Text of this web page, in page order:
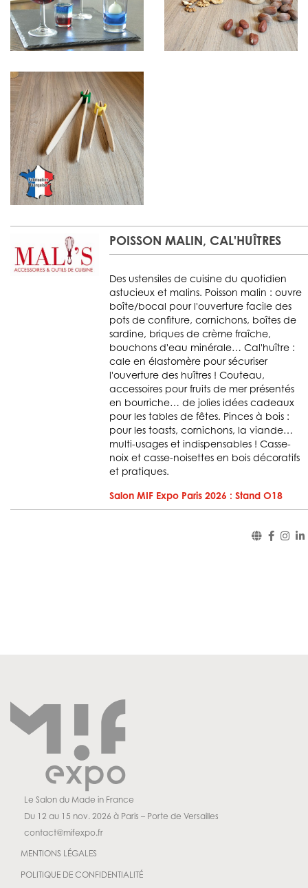
POISSON MALIN, CAL'HUÎTRES
Des ustensiles de cuisine du quotidien
astucieux et malins. Poisson malin : ouvre
boîte/bocal pour l'ouverture facile des
pots de confiture, cornichons, boîtes de
sardine, briques de crème fraîche,
bouchons d'eau minérale… Cal'huître :
cale en élastomère pour sécuriser
l'ouverture des huîtres ! Couteau,
accessoires pour fruits de mer présentés
en bourriche… de jolies idées cadeaux
pour les tables de fêtes. Pinces à bois :
pour les toasts, cornichons, la viande…
multi-usages et indispensables ! Casse-
noix et casse-noisettes en bois décoratifs
et pratiques.
Salon MIF Expo Paris 2026 : Stand O18
Le Salon du Made in France
Du 12 au 15 nov. 2026 à Paris – Porte de Versailles
contact@mifexpo.fr
MENTIONS LÉGALES
POLITIQUE DE CONFIDENTIALITÉ